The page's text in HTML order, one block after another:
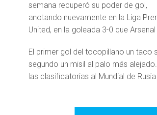
semana recuperó su poder de gol,
anotando nuevamente en la Liga
United, en la goleada 3-0 que
El primer gol del tocopillano un taco
segundo un misil al palo más
las clasificatorias al Mundial de